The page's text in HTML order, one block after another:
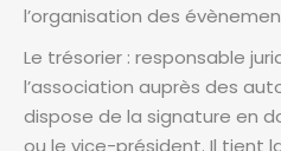
l’organisation des
Le trésorier : responsable
l’association auprès des
dispose de la signature en
ou le vice-président. Il tient